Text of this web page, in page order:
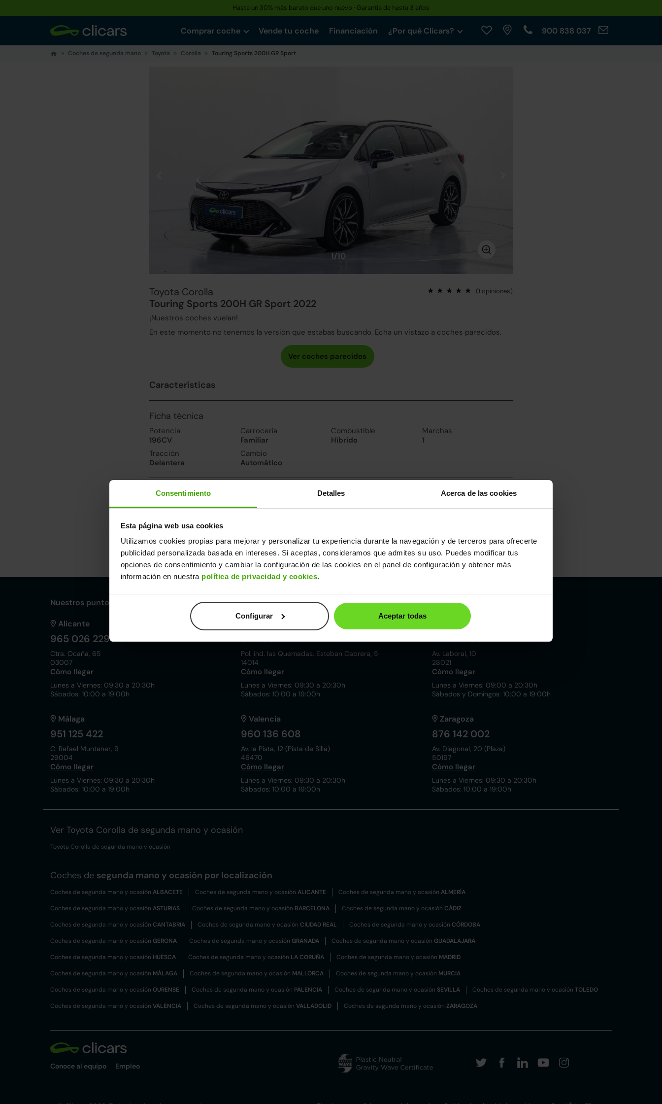
Consentimiento Detalles Acerca de las cookies
Esta página web usa cookies
Utilizamos cookies propias para mejorar y personalizar tu experiencia durante la navegación y de terceros para ofrecerte
publicidad personalizada basada en intereses. Si aceptas, consideramos que admites su uso. Puedes modificar tus
opciones de consentimiento y cambiar la configuración de las cookies en el panel de configuración y obtener más
información en nuestra política de privacidad y cookies.
Configurar Aceptar todas
Hasta un 30% más barato que uno nuevo · Garantía de hasta 3 años
Comprar coche Vende tu coche Financiación ¿Por qué Clicars? 900 838 037
Coches de segunda mano Toyota Corolla Touring Sports 200H GR Sport
1/10
Toyota Corolla
Touring Sports 200H GR Sport 2022
(1 opiniones)
¡Nuestros coches vuelan!
En este momento no tenemos la versión que estabas buscando. Echa un vistazo a coches parecidos.
Características
Ficha técnica
Potencia
196CV
Carrocería
Familiar
Combustible
Híbrido
Marchas
1
Tracción
Delantera
Cambio
Automático
Prestaciones, consumo y emisiones
Velocidad máxima
De 0 a 100 km/h
Dimensiones y otros datos
Largo
4,65m
Ancho
1,79m
Alto
1,44m
Peso
Depósito
Maletero
Nuestros puntos de venta Clicars:
Alicante
965 026 229
Ctra. Ocaña, 65
03007
Cómo llegar
Lunes a Viernes: 09:30 a 20:30h
Sábados: 10:00 a 19:00h
857 881 521
Pol. ind. las Quemadas. Esteban Cabrera, 5
14014
Cómo llegar
Lunes a Viernes: 09:30 a 20:30h
Sábados: 10:00 a 19:00h
919 015 000
Av. Laboral, 10
28021
Cómo llegar
Lunes a Viernes: 09:00 a 20:30h
Sábados y Domingos: 10:00 a 19:00h
Málaga
951 125 422
C. Rafael Muntaner, 9
29004
Cómo llegar
Lunes a Viernes: 09:30 a 20:30h
Sábados: 10:00 a 19:00h
Valencia
960 136 608
Av. la Pista, 12 (Pista de Silla)
46470
Cómo llegar
Lunes a Viernes: 09:30 a 20:30h
Sábados: 10:00 a 19:00h
Zaragoza
876 142 002
Av. Diagonal, 20 (Plaza)
50197
Cómo llegar
Lunes a Viernes: 09:30 a 20:30h
Sábados: 10:00 a 19:00h
Ver Toyota Corolla de segunda mano y ocasión
Toyota Corolla de segunda mano y ocasión
Coches de segunda mano y ocasión por localización
Coches de segunda mano y ocasión ALBACETE Coches de segunda mano y ocasión ALICANTE Coches de segunda mano y ocasión ALMERÍA
Coches de segunda mano y ocasión ASTURIAS Coches de segunda mano y ocasión BARCELONA Coches de segunda mano y ocasión CÁDIZ
Coches de segunda mano y ocasión CANTABRIA Coches de segunda mano y ocasión CIUDAD REAL Coches de segunda mano y ocasión CÓRDOBA
Coches de segunda mano y ocasión GERONA Coches de segunda mano y ocasión GRANADA Coches de segunda mano y ocasión GUADALAJARA
Coches de segunda mano y ocasión HUESCA Coches de segunda mano y ocasión LA CORUÑA Coches de segunda mano y ocasión MADRID
Coches de segunda mano y ocasión MÁLAGA Coches de segunda mano y ocasión MALLORCA Coches de segunda mano y ocasión MURCIA
Coches de segunda mano y ocasión OURENSE Coches de segunda mano y ocasión PALENCIA Coches de segunda mano y ocasión SEVILLA Coches de segunda mano y ocasión TOLEDO
Coches de segunda mano y ocasión VALENCIA Coches de segunda mano y ocasión VALLADOLID Coches de segunda mano y ocasión ZARAGOZA
Conoce al equipo Empleo